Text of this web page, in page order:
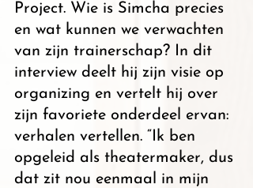
Project. Wie is Simcha precies
en wat kunnen we verwachten
van zijn trainerschap? In dit
interview deelt hij zijn visie op
organizing en vertelt hij over
zijn favoriete onderdeel ervan:
verhalen vertellen. “Ik ben
opgeleid als theatermaker, dus
dat zit nou eenmaal in mijn